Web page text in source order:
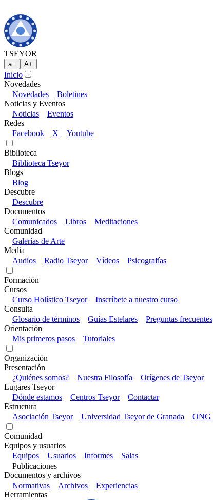
TSEYOR
a− A+
Inicio
Novedades
Novedades
Boletines
Noticias y Eventos
Noticias
Eventos
Redes
Facebook
X Youtube
Biblioteca
Biblioteca Tseyor
Blogs
Blog
Descubre
Descubre
Documentos
Comunicados
Libros
Meditaciones
Comunidad
Galerías de Arte
Media
Audios
Radio Tseyor Vídeos Psicografías
Formación
Cursos
Curso Holístico Tseyor
Inscríbete a nuestro curso
Consulta
Glosario de términos
Guías Estelares
Preguntas frecuentes
Orientación
Mis primeros pasos
Tutoriales
Organización
Presentación
¿Quiénes somos?
Nuestra Filosofía
Orígenes de Tseyor
Lugares Tseyor
Dónde estamos
Centros Tseyor
Contactar
Estructura
Asociación Tseyor
Universidad Tseyor de Granada ONG
Comunidad
Equipos y usuarios
Equipos
Usuarios Informes
Salas
Publicaciones
Documentos y archivos
Normativas
Archivos
Experiencias
Herramientas